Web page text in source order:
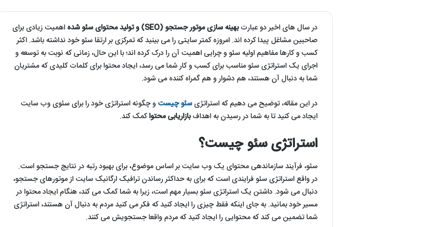
در سال های اخیر دو عبارتبهینه سازی موتور جستجو (SEO) و تولید محتوای سئو شده
اهمیت زیادی برای
صاحبین مشاغل پیدا کرده اند. امروزه کمتر سایتی را می بینید که تمرکزی بر ارتقا سئو خود نداشته باشد. اکثر
کسب و کارها مفاهیم اولیه سئو و چرایی اهمیت آن را درک کرده اند؛ با این حال، زمانی که نوبت به توسعه و
اجرای یک استراتژی سئو مناسب برای کسب و کار شما می رسد، ایجاد محتوا برای کلمات کلیدی که مشتریان
شما به دنبال آن هستند، هم دشوار و هم گمراه کننده می شود.
در این مقاله، توضیح می دهیم که استراتژیسئو چیست و چگونه استراتژی خود را برای سئوی وب سایت
ایجاد می کنید تا به شما در رسیدن به اهدافبازاریابی محتواکمک کند.
استراتژی سئو چیست؟
سئو، فرآیند سازماندهی محتوای یک وب سایت بر اساس موضوع، برای بهبود رتبه در نتایج جستجو است.
در واقع استراتژی سئو فرایندی است که برای به حداکثر رساندن ترافیک ارگانیک سایت از موتورهای جستجو،
دنبال می شود. داشتن یک استراتژی سئو بسیار مهم است، زیرا به شما کمک می کند، هنگام ایجاد محتوا در
مسیر خود بمانید. به جای اینکه فقط چیزی را ایجاد کنید که فکر می کنید مردم به دنبال آن هستند، استراتژی
شما تضمین می کند که محتوایی را ایجاد کنید که مردم واقعا جستجویش می کنند.